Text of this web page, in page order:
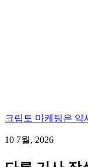
크립토 마케팅은
10 7월, 2026